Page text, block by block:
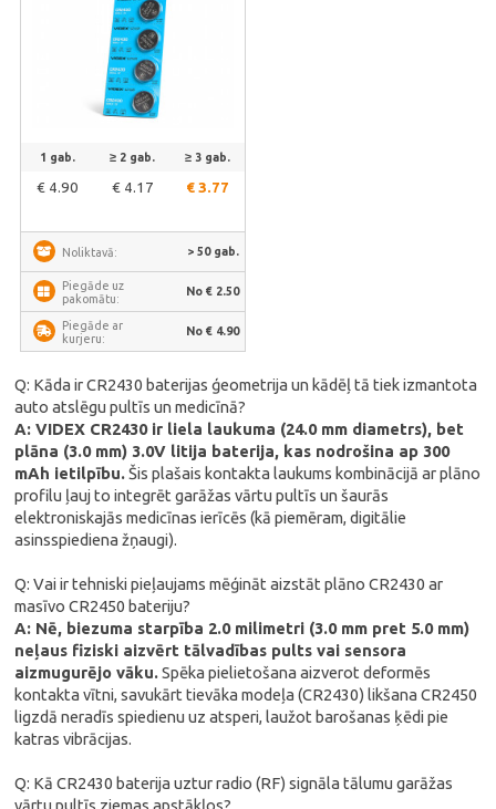
1 gab.
€ 4.90
≥ 2 gab.
€ 4.17
≥ 3 gab.
€ 3.77
Noliktavā: > 50 gab.
Piegāde uz
pakomātu:
No € 2.50
Piegāde ar
kurjeru:
No € 4.90
Q: Kāda ir CR2430 baterijas ģeometrija un kādēļ tā tiek izmantota
auto atslēgu pultīs un medicīnā?
A: VIDEX CR2430 ir liela laukuma (24.0 mm diametrs), bet
plāna (3.0 mm) 3.0V litija baterija, kas nodrošina ap 300
mAh ietilpību.Šis plašais kontakta laukums kombinācijā ar plāno
profilu ļauj to integrēt garāžas vārtu pultīs un šaurās
elektroniskajās medicīnas ierīcēs (kā piemēram, digitālie
asinsspiediena žņaugi).
Q: Vai ir tehniski pieļaujams mēģināt aizstāt plāno CR2430 ar
masīvo CR2450 bateriju?
A: Nē, biezuma starpība 2.0 milimetri (3.0 mm pret 5.0 mm)
neļaus fiziski aizvērt tālvadības pults vai sensora
aizmugurējo vāku.Spēka pielietošana aizverot deformēs
kontakta vītni, savukārt tievāka modeļa (CR2430) likšana CR2450
ligzdā neradīs spiedienu uz atsperi, laužot barošanas ķēdi pie
katras vibrācijas.
Q: Kā CR2430 baterija uztur radio (RF) signāla tālumu garāžas